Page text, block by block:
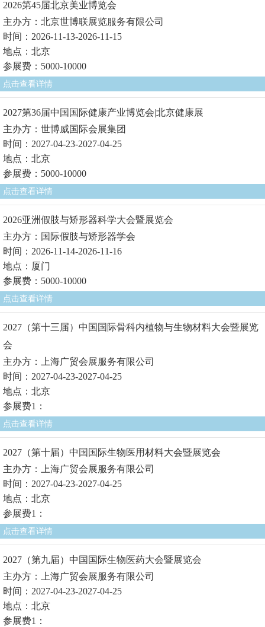
2026第45届北京美业博览会
主办方：北京世博联展览服务有限公司
时间：2026-11-13-2026-11-15
地点：北京
参展费：5000-10000
点击查看详情
2027第36届中国国际健康产业博览会|北京健康展
主办方：世博威国际会展集团
时间：2027-04-23-2027-04-25
地点：北京
参展费：5000-10000
点击查看详情
2026亚洲假肢与矫形器科学大会暨展览会
主办方：国际假肢与矫形器学会
时间：2026-11-14-2026-11-16
地点：厦门
参展费：5000-10000
点击查看详情
2027（第十三届）中国国际骨科内植物与生物材料大会暨展览
会
主办方：上海广贸会展服务有限公司
时间：2027-04-23-2027-04-25
地点：北京
参展费1：
点击查看详情
2027（第十届）中国国际生物医用材料大会暨展览会
主办方：上海广贸会展服务有限公司
时间：2027-04-23-2027-04-25
地点：北京
参展费1：
点击查看详情
2027（第九届）中国国际生物医药大会暨展览会
主办方：上海广贸会展服务有限公司
时间：2027-04-23-2027-04-25
地点：北京
参展费1：